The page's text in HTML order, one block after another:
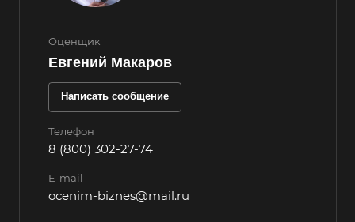
Оценщик
Евгений Макаров
Написать сообщение
Телефон
8 (800) 302-27-74
E-mail
ocenim-biznes@mail.ru
Воскресенск
Всеволожск
Выборг
Выкса
Вязники
Вязьма
Вятские Поляны